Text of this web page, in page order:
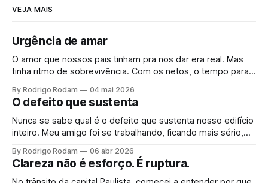
VEJA MAIS
Urgência de amar
O amor que nossos pais tinham pra nos dar era real. Mas
tinha ritmo de sobrevivência. Com os netos, o tempo para.
vem junto uma urgência que ninguém planeja.
By Rodrigo Rodam 04 mai 2026
O defeito que sustenta
Nunca se sabe qual é o defeito que sustenta nosso edifício
inteiro. Meu amigo foi se trabalhando, ficando mais sério,
percebeu que era fundação quando o teto rachou.
By Rodrigo Rodam 06 abr 2026
Clareza não é esforço. É ruptura.